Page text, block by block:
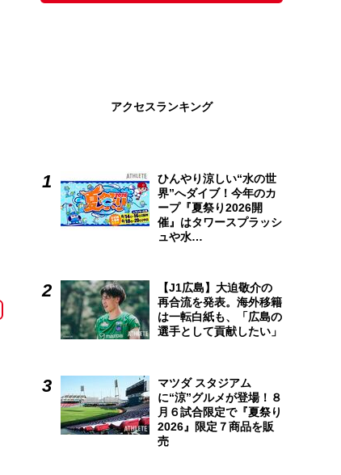
アクセスランキング
ひんやり涼しい“水の世
界”へダイブ！今年のカ
ープ『夏祭り2026開
催』はタワースプラッシ
ュや水…
【J1広島】大迫敬介の
再合流を発表。海外移籍
は一転白紙も、「広島の
選手として貢献したい」
マツダ スタジアム
に“涼”グルメが登場！８
月６試合限定で『夏祭り
2026』限定７商品を販
売